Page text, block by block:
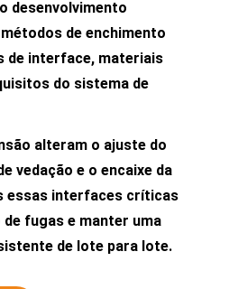
desenvolvimento
de enchimento
de interface, materiais
do sistema de
alteram o ajuste do
vedação e o encaixe da
essas interfaces críticas
fugas e manter uma
de lote para lote.